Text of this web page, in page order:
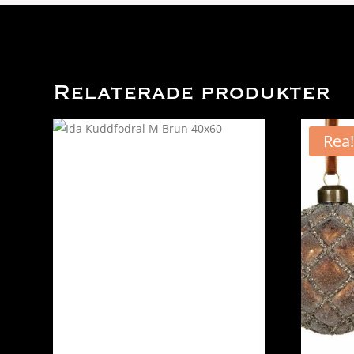
Relaterade produkter
Rea!